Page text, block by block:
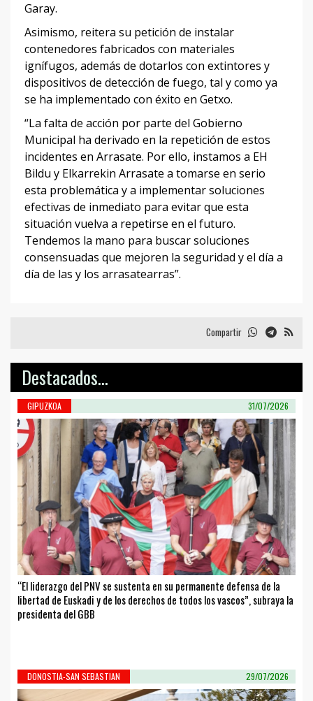
Garay.
Asimismo, reitera su petición de instalar
contenedores fabricados con materiales
ignífugos, además de dotarlos con extintores y
dispositivos de detección de fuego, tal y como ya
se ha implementado con éxito en Getxo.
“La falta de acción por parte del Gobierno
Municipal ha derivado en la repetición de estos
incidentes en Arrasate. Por ello, instamos a EH
Bildu y Elkarrekin Arrasate a tomarse en serio
esta problemática y a implementar soluciones
efectivas de inmediato para evitar que esta
situación vuelva a repetirse en el futuro.
Tendemos la mano para buscar soluciones
consensuadas que mejoren la seguridad y el día a
día de las y los arrasatearras”.
Compartir
Destacados...
GIPUZKOA 31/07/2026
“El liderazgo del PNV se sustenta en su permanente defensa de la
libertad de Euskadi y de los derechos de todos los vascos”, subraya la
presidenta del GBB
DONOSTIA-SAN SEBASTIAN 29/07/2026